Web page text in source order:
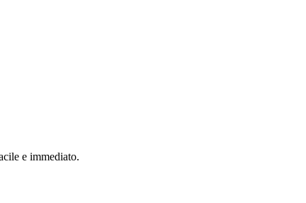
e immediato.